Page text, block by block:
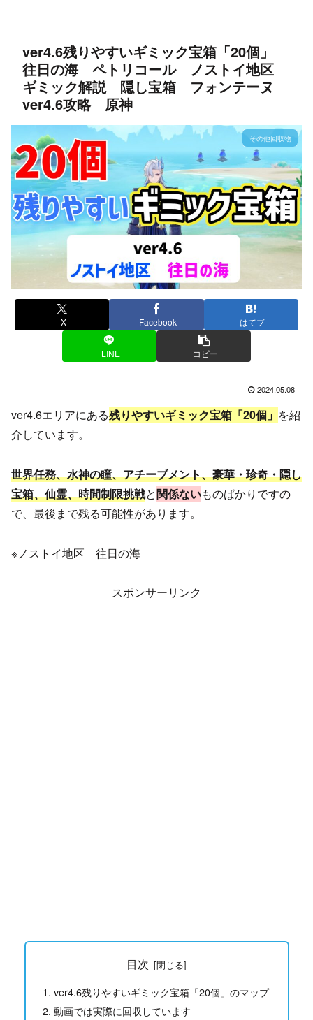
ver4.6残りやすいギミック宝箱「20個」
往日の海 ペトリコール ノストイ地区
ギミック解説 隠し宝箱 フォンテーヌ
ver4.6攻略 原神
その他回収物
X Facebook はてブ
LINE コピー
2024.05.08
ver4.6エリアにある残りやすいギミック宝箱「20個」 を紹
介しています。
世界任務、水神の瞳、アチーブメント、豪華・珍奇・隠し
宝箱、仙霊、時間制限挑戦と関係ないものばかりですの
で、最後まで残る可能性があります。
※ノストイ地区 往日の海
スポンサーリンク
目次
ver4.6残りやすいギミック宝箱「20個」のマップ
動画では実際に回収しています